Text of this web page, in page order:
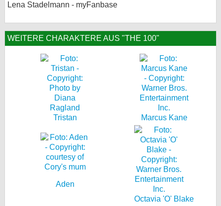
Lena Stadelmann - myFanbase
WEITERE CHARAKTERE AUS "THE 100"
Tristan Marcus Kane
Aden
Octavia 'O' Blake